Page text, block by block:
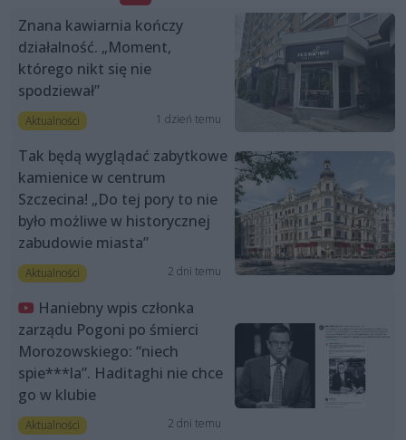
Znana kawiarnia kończy
działalność. „Moment,
którego nikt się nie
spodziewał”
Aktualności 1 dzień temu
Tak będą wyglądać zabytkowe
kamienice w centrum
Szczecina! „Do tej pory to nie
było możliwe w historycznej
zabudowie miasta”
Aktualności 2 dni temu
Haniebny wpis członka
zarządu Pogoni po śmierci
Morozowskiego: “niech
spie***la”. Haditaghi nie chce
go w klubie
Aktualności 2 dni temu